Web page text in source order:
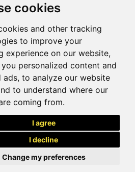
cookies
and other tracking
to improve your
experience on our website,
personalized content and
ads, to analyze our website
to understand where our
coming from.
I agree
I decline
Change my preferences
του Ελληνικού Οργανισμού
Αριθμός Μητρώου:
1041E00810043900
Megalonisos Ηράκλειο Ενοικιάσεις
Ολα τα δικαιώματα διατηρούνται.